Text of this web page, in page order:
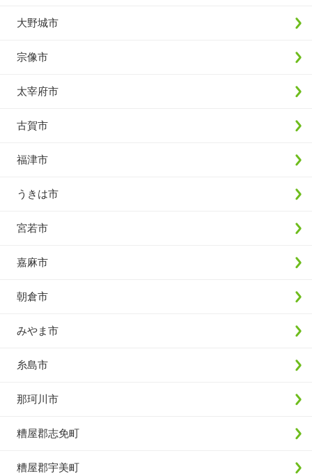
大野城市
宗像市
太宰府市
古賀市
福津市
うきは市
宮若市
嘉麻市
朝倉市
みやま市
糸島市
那珂川市
糟屋郡志免町
糟屋郡宇美町